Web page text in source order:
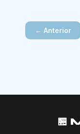
← Anterior
🏪